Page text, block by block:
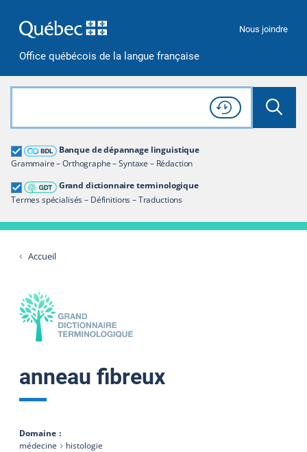
Office québécois de la langue française
Nous joindre
Rechercher dans tout le site
Lancer
Consulter l'
Historique
de recherche
Banque de dépannage linguistique
Grammaire – Orthographe – Syntaxe – Rédaction
Grand dictionnaire terminologique
Termes spécialisés – Définitions – Traductions
Grand dictionnaire terminologique
Restreindre aux termes
Accueil
anneau fibreux
Domaine
médecine
histologie